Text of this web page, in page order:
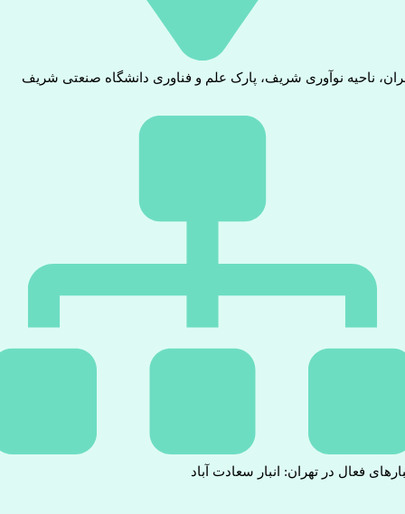
ناحیه نوآوری شریف، پارک علم و فناوری دانشگاه صنعتی شریف
فعال در تهران: انبار سعادت آباد